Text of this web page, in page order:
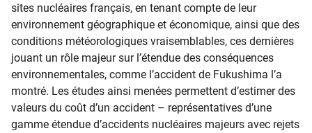
sites nucléaires français, en tenant compte de leur
environnement géographique et économique, ainsi que des
conditions météorologiques vraisemblables, ces dernières
jouant un rôle majeur sur l’étendue des conséquences
environnementales, comme l’accident de Fukushima l’a
montré. Les études ainsi menées permettent d’estimer des
valeurs du coût d’un accident – représentatives d’une
gamme étendue d’accidents nucléaires majeurs avec rejets